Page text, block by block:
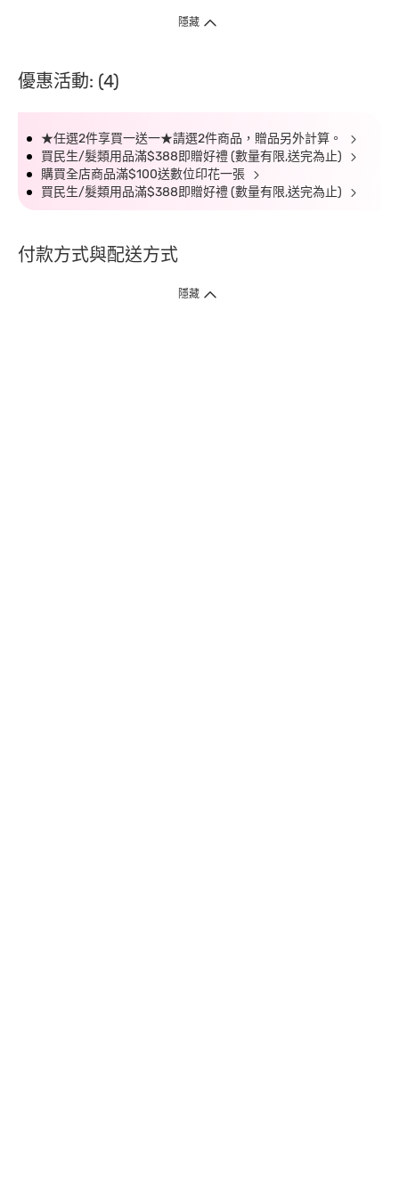
隱藏
優惠活動: (4)
★任選2件享買一送一★請選2件商品，贈品另外計算。
買民生/髮類用品滿$388即贈好禮 (數量有限,送完為止)
購買全店商品滿$100送數位印花一張
買民生/髮類用品滿$388即贈好禮 (數量有限,送完為止)
付款方式與配送方式
隱藏